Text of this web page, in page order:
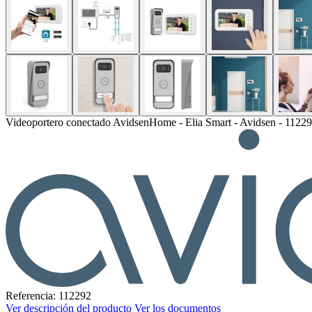
Videoportero conectado AvidsenHome - Elia Smart - Avidsen -
Referencia: 112292
Ver descripción del producto Ver los documentos